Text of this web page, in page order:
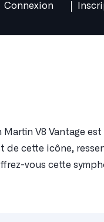
Connexion
V8 Vantage
de cette icône,
vous cette